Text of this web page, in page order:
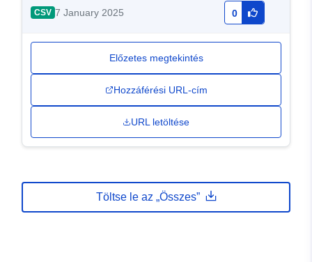
CSV 7 January 2025 0
Előzetes megtekintés
Hozzáférési URL-cím
URL letöltése
Töltse le az „Összes”